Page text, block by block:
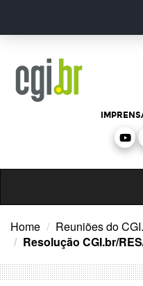
o
Home Reuniões do
Resolução CGI.br/